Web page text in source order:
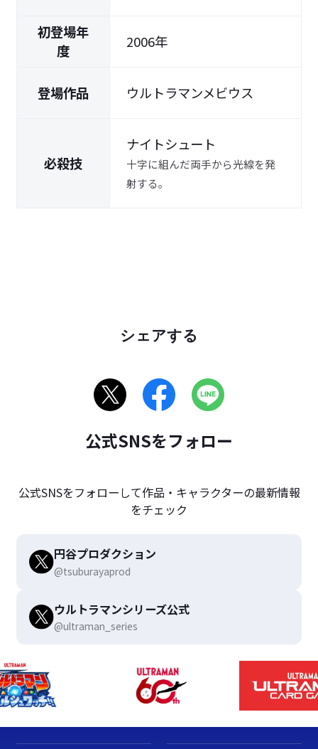
初登場年
度
2006年
登場作品 ウルトラマンメビウス
必殺技
ナイトシュート
十字に組んだ両手から光線を発
射する。
シェアする
公式SNSをフォロー
公式SNSをフォローして作品・キャラクターの最新情報
をチェック
円谷プロダクション
@tsuburayaprod
ウルトラマンシリーズ公式
@ultraman_series